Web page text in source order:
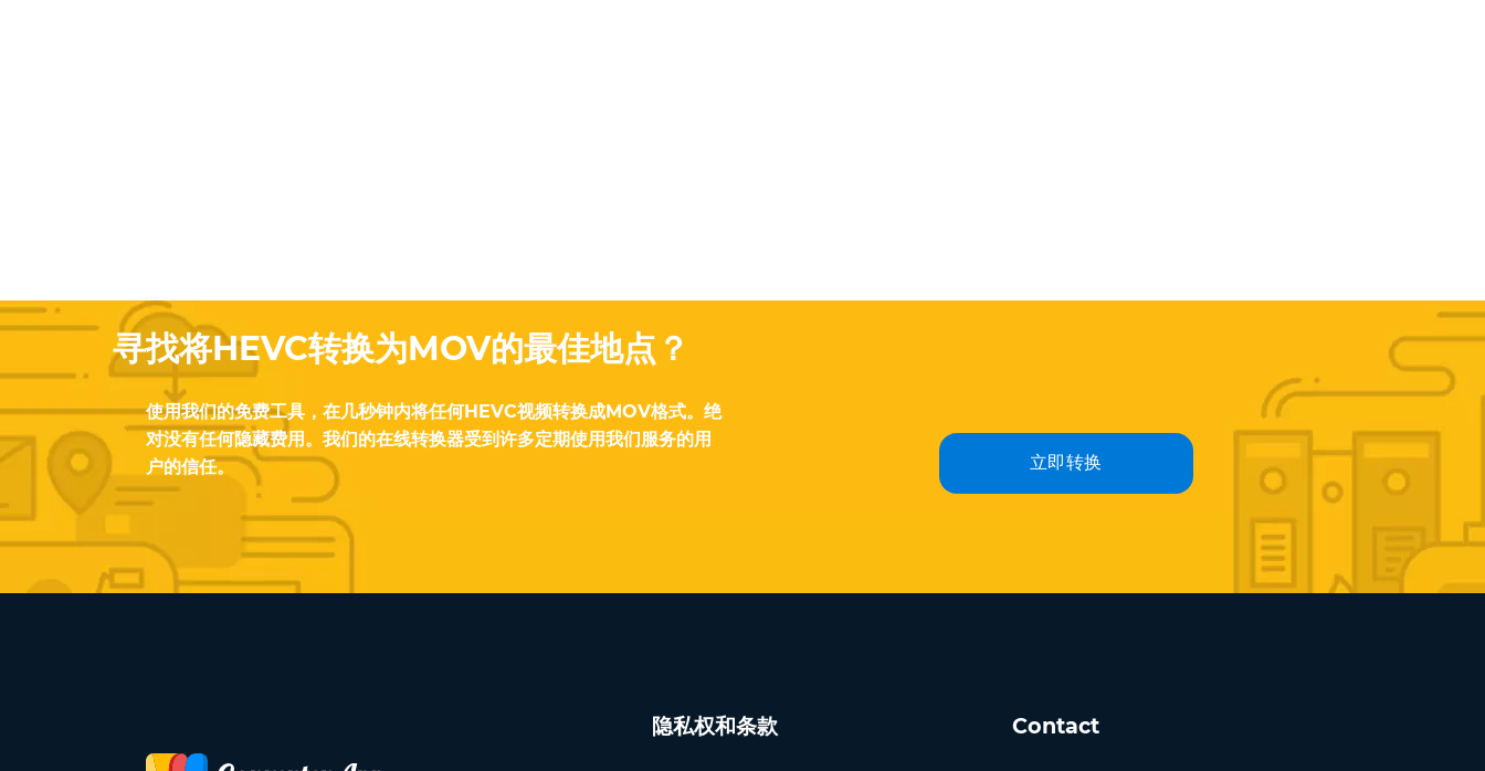
寻找将HEVC转换为MOV的最佳地点？
使用我们的免费工具，在几秒钟内将任何HEVC视频转换成MOV格式。绝
对没有任何隐藏费用。我们的在线转换器受到许多定期使用我们服务的用
户的信任。
立即转换
隐私权和条款 Contact